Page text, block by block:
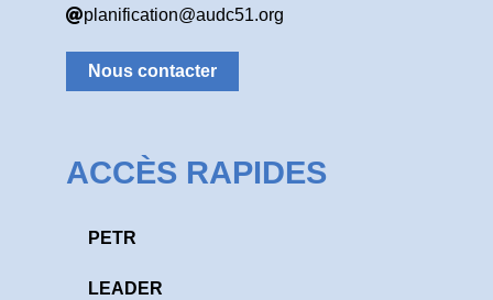
planification@audc51.org
Nous contacter
ACCÈS RAPIDES
PETR
LEADER